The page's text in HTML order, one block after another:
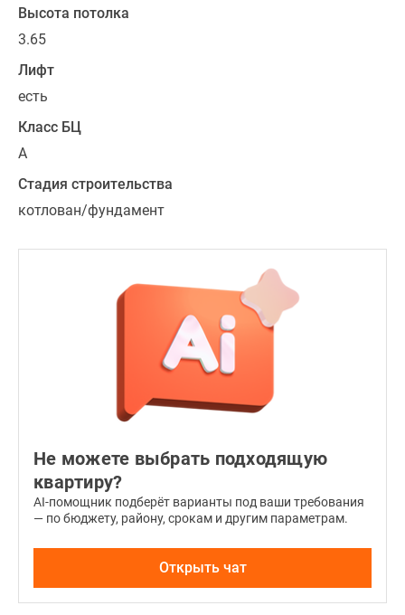
помещение
можно
рассрочку.
Высота потолка
3.65
Лифт
есть
Класс БЦ
A
Стадия строительства
котлован/фундамент
Не можете выбрать подходящую
квартиру?
AI-помощник подберёт варианты под ваши требования
— по бюджету, району, срокам и другим параметрам.
Открыть чат